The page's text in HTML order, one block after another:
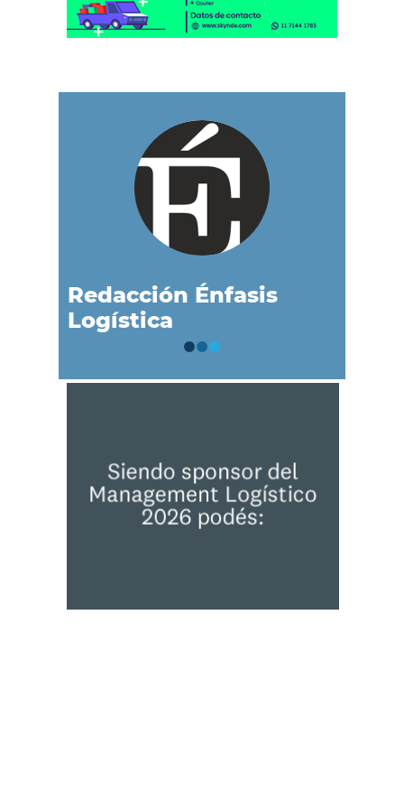
Redacción Énfasis
Logística